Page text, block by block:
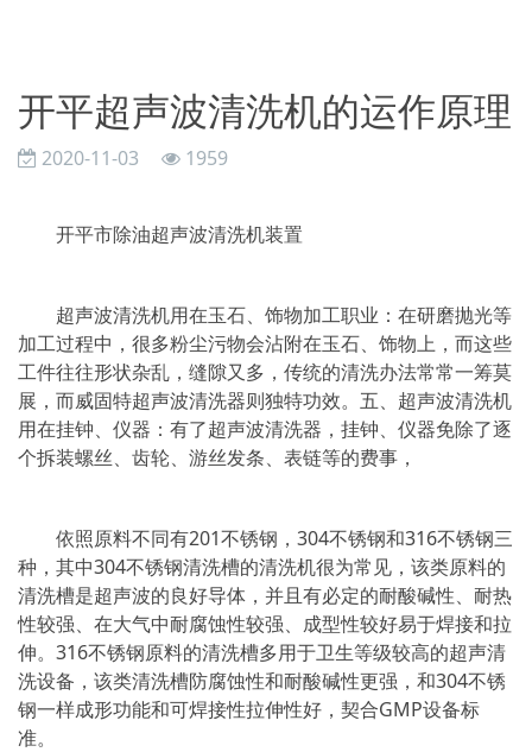
开平超声波清洗机的运作原理
2020-11-03 1959
开平市除油超声波清洗机装置
超声波清洗机用在玉石、饰物加工职业：在研磨抛光等
加工过程中，很多粉尘污物会沾附在玉石、饰物上，而这些
工件往往形状杂乱，缝隙又多，传统的清洗办法常常一筹莫
展，而威固特超声波清洗器则独特功效。五、超声波清洗机
用在挂钟、仪器：有了超声波清洗器，挂钟、仪器免除了逐
个拆装螺丝、齿轮、游丝发条、表链等的费事，
依照原料不同有201不锈钢，304不锈钢和316不锈钢三
种，其中304不锈钢清洗槽的清洗机很为常见，该类原料的
清洗槽是超声波的良好导体，并且有必定的耐酸碱性、耐热
性较强、在大气中耐腐蚀性较强、成型性较好易于焊接和拉
伸。316不锈钢原料的清洗槽多用于卫生等级较高的超声清
洗设备，该类清洗槽防腐蚀性和耐酸碱性更强，和304不锈
钢一样成形功能和可焊接性拉伸性好，契合GMP设备标
准。